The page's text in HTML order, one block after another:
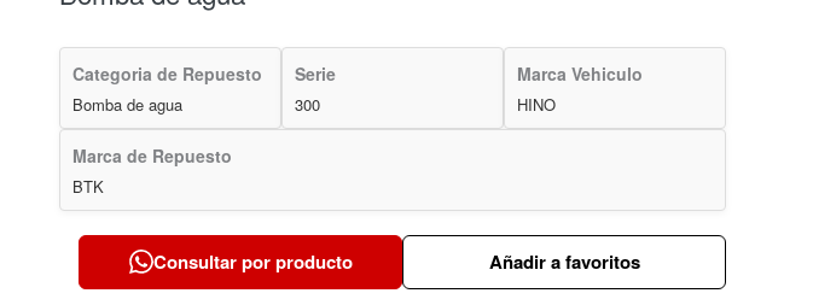
Categoria de Repuesto
Bomba de agua
Serie
300
Marca Vehiculo
HINO
Marca de Repuesto
BTK
Consultar por producto Añadir a favoritos